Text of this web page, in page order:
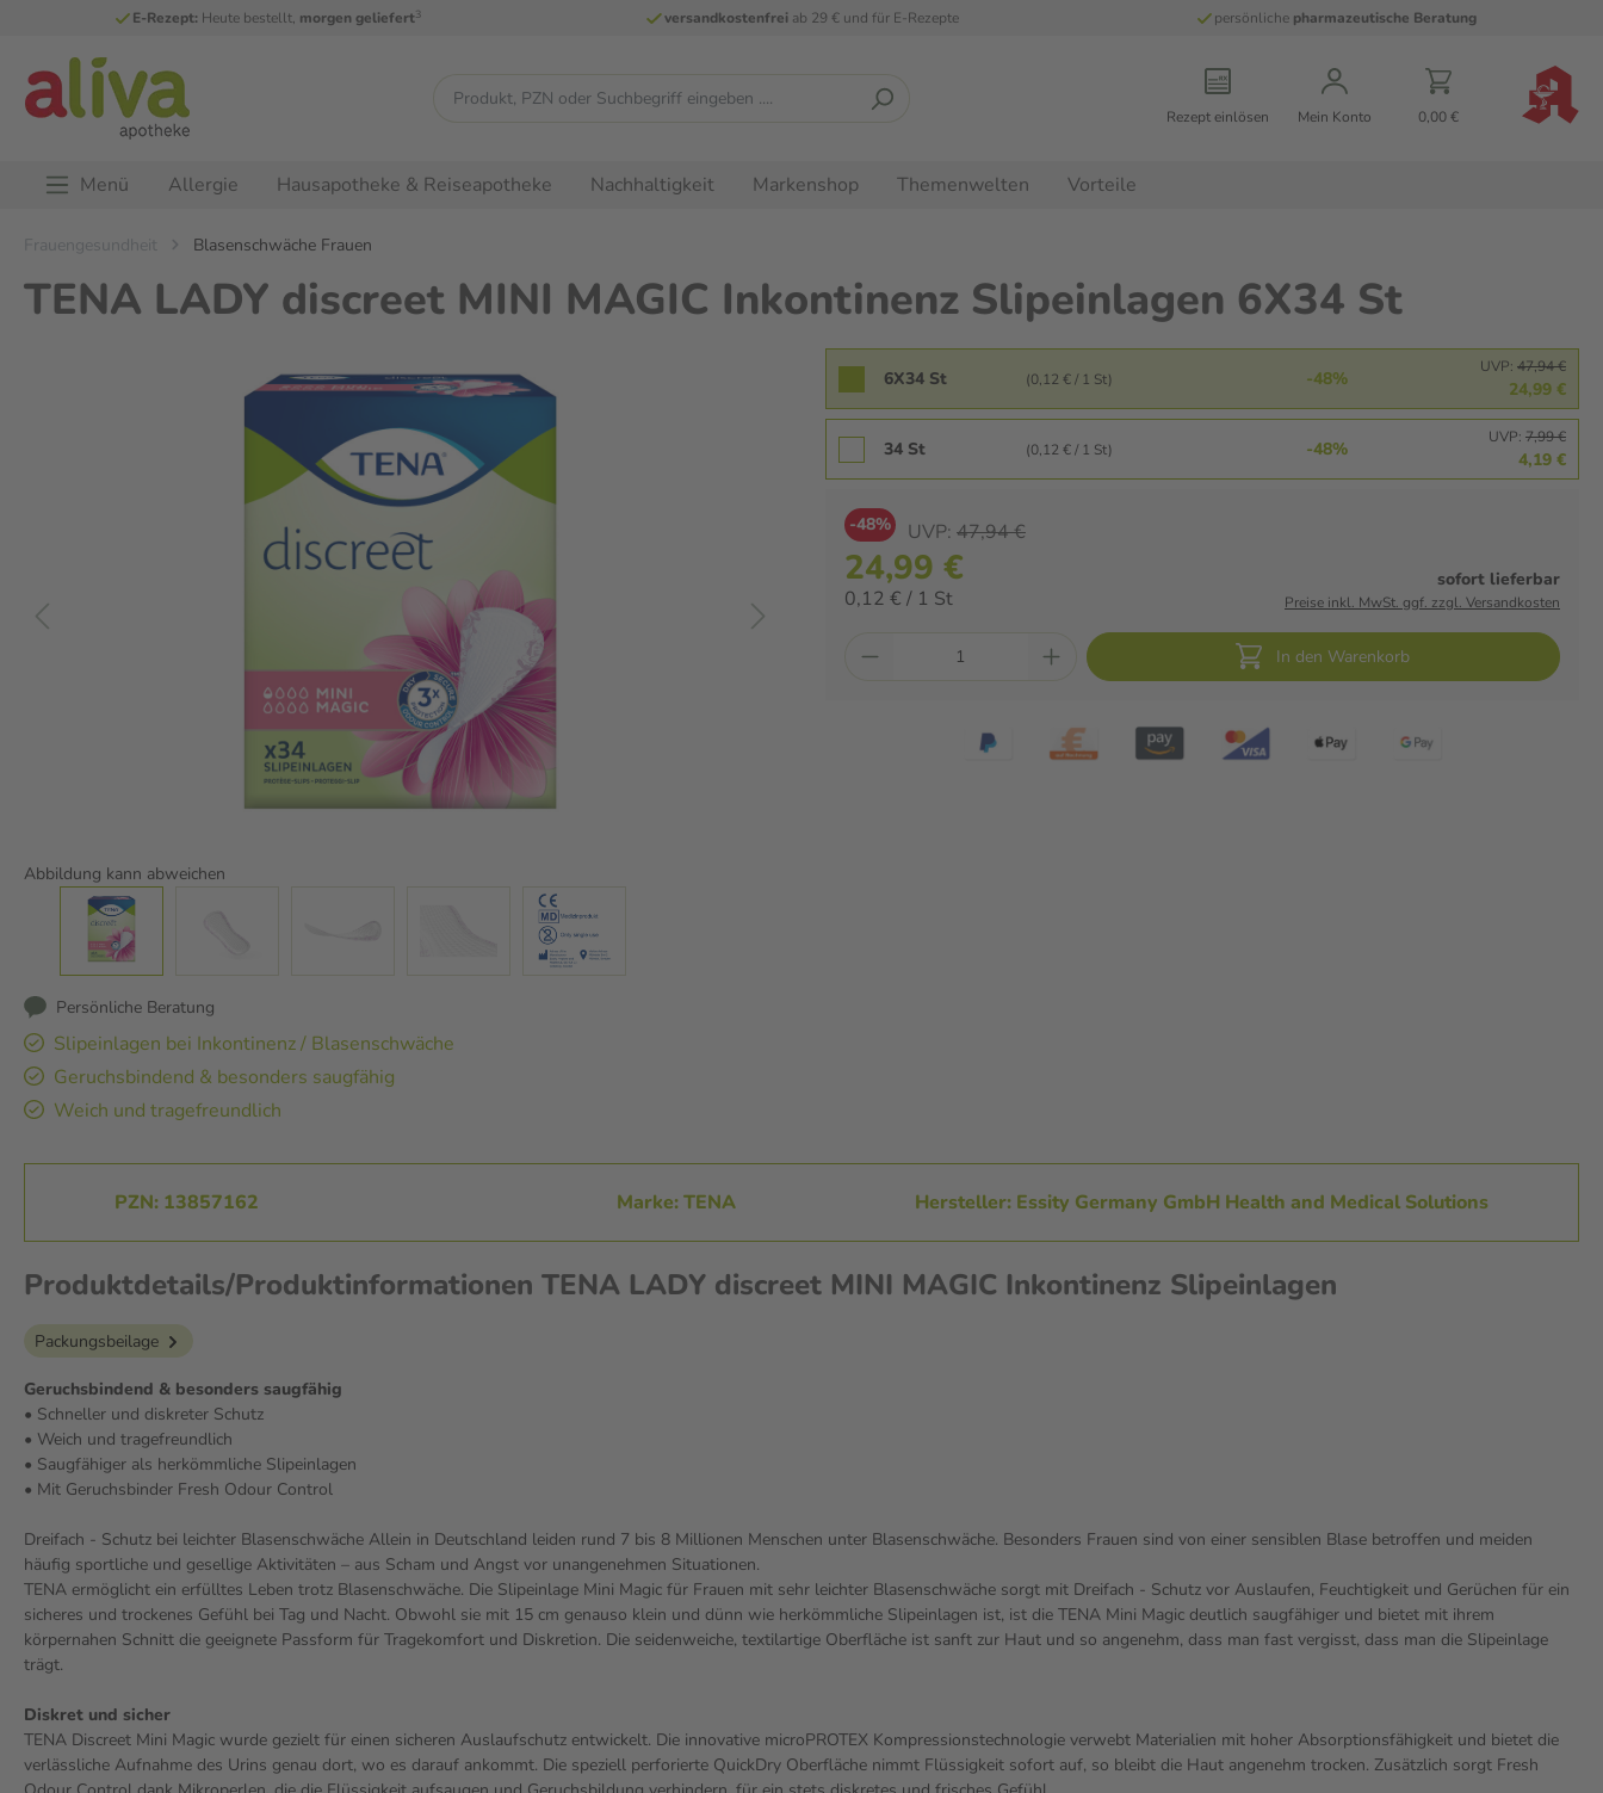
E-Rezept: Heute bestellt, morgen geliefert3 versandkostenfreiab 29 € und für E-Rezepte persönliche pharmazeutische Beratung
Rezept einlösen Mein Konto 0,00 €
Menü Allergie Hausapotheke & Reiseapotheke Nachhaltigkeit Markenshop Themenwelten Vorteile
Frauengesundheit Blasenschwäche Frauen
TENA LADY discreet MINI MAGIC Inkontinenz Slipeinlagen 6X34 St
Abbildung kann abweichen
Persönliche Beratung
Slipeinlagen bei Inkontinenz / Blasenschwäche
Geruchsbindend & besonders saugfähig
Weich und tragefreundlich
6X34 St (0,12 € / 1 St) -48%
UVP: 47,94 €
24,99 €
34 St (0,12 € / 1 St) -48%
UVP: 7,99 €
4,19 €
-48% UVP: 47,94 €
24,99 €
0,12 € / 1 St
sofort lieferbar
Preise inkl. MwSt. ggf. zzgl. Versandkosten
In den Warenkorb
PZN: 13857162 Marke: TENA Hersteller: Essity Germany GmbH Health and Medical Solutions
Produktdetails/Produktinformationen TENA LADY discreet MINI MAGIC Inkontinenz Slipeinlagen
Packungsbeilage
Geruchsbindend & besonders saugfähig
• Schneller und diskreter Schutz
• Weich und tragefreundlich
• Saugfähiger als herkömmliche Slipeinlagen
• Mit Geruchsbinder Fresh Odour Control
Dreifach - Schutz bei leichter Blasenschwäche Allein in Deutschland leiden rund 7 bis 8 Millionen Menschen unter Blasenschwäche. Besonders Frauen sind von einer sensiblen Blase betroffen und meiden
häufig sportliche und gesellige Aktivitäten – aus Scham und Angst vor unangenehmen Situationen.
TENA ermöglicht ein erfülltes Leben trotz Blasenschwäche. Die Slipeinlage Mini Magic für Frauen mit sehr leichter Blasenschwäche sorgt mit Dreifach - Schutz vor Auslaufen, Feuchtigkeit und Gerüchen für ein
sicheres und trockenes Gefühl bei Tag und Nacht. Obwohl sie mit 15 cm genauso klein und dünn wie herkömmliche Slipeinlagen ist, ist die TENA Mini Magic deutlich saugfähiger und bietet mit ihrem
körpernahen Schnitt die geeignete Passform für Tragekomfort und Diskretion. Die seidenweiche, textilartige Oberfläche ist sanft zur Haut und so angenehm, dass man fast vergisst, dass man die Slipeinlage
trägt.
Diskret und sicher
TENA Discreet Mini Magic wurde gezielt für einen sicheren Auslaufschutz entwickelt. Die innovative microPROTEX Kompressionstechnologie verwebt Materialien mit hoher Absorptionsfähigkeit und bietet die
verlässliche Aufnahme des Urins genau dort, wo es darauf ankommt. Die speziell perforierte QuickDry Oberfläche nimmt Flüssigkeit sofort auf, so bleibt die Haut angenehm trocken. Zusätzlich sorgt Fresh